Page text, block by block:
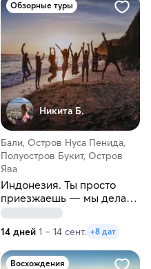
Обзорные туры
Никита Б.
Бали, Остров Нуса Пенида,
Полуостров Букит, Остров
Ява
Индонезия. Ты просто
приезжаешь — мы делаем
магию!
14 дней 1 – 14 сент. +8 дат
Восхождения